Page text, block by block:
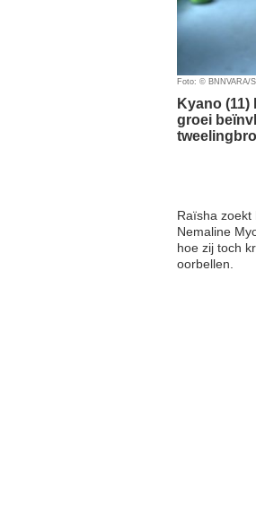
Foto: © BNNVARA/
Kyano
groei
Raïsha
Nemaline
hoe zij toch
oorbellen.